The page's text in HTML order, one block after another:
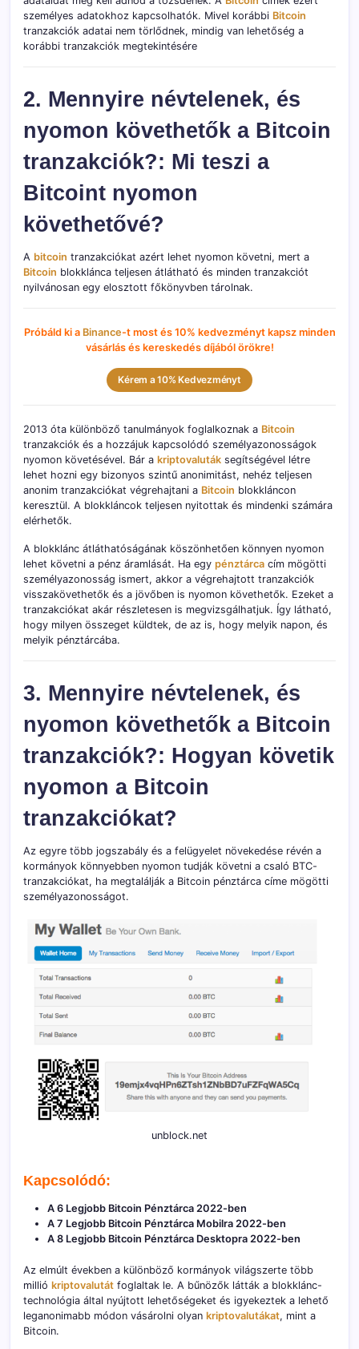
személyes adatokhoz kapcsolhatók. Mivel korábbi Bitcoin
tranzakciók adatai nem törlődnek, mindig van lehetőség a
korábbi tranzakciók megtekintésére
2. Mennyire névtelenek, és
nyomon követhetők a Bitcoin
tranzakciók?: Mi teszi a
Bitcoint nyomon
követhetővé?
A bitcoin tranzakciókat azért lehet nyomon követni, mert a
Bitcoin blokklánca teljesen átlátható és minden tranzakciót
nyilvánosan egy elosztott főkönyvben tárolnak.
Próbáld ki a Binance-t most és 10% kedvezményt kapsz minden
vásárlás és kereskedés díjából örökre!
Kérem a 10% Kedvezményt
2013 óta különböző tanulmányok foglalkoznak a Bitcoin
tranzakciók és a hozzájuk kapcsolódó személyazonosságok
nyomon követésével. Bár a kriptovaluták segítségével létre
lehet hozni egy bizonyos szintű anonimitást, nehéz teljesen
anonim tranzakciókat végrehajtani a Bitcoin blokkláncon
keresztül. A blokkláncok teljesen nyitottak és mindenki számára
elérhetők.
A blokklánc átláthatóságának köszönhetően könnyen nyomon
lehet követni a pénz áramlását. Ha egy pénztárca cím mögötti
személyazonosság ismert, akkor a végrehajtott tranzakciók
visszakövethetők és a jövőben is nyomon követhetők. Ezeket a
tranzakciókat akár részletesen is megvizsgálhatjuk. Így látható,
hogy milyen összeget küldtek, de az is, hogy melyik napon, és
melyik pénztárcába.
3. Mennyire névtelenek, és
nyomon követhetők a Bitcoin
tranzakciók?: Hogyan követik
nyomon a Bitcoin
tranzakciókat?
Az egyre több jogszabály és a felügyelet növekedése révén a
kormányok könnyebben nyomon tudják követni a csaló BTC-
tranzakciókat, ha megtalálják a Bitcoin pénztárca címe mögötti
személyazonosságot.
unblock.net
Kapcsolódó:
A 6 Legjobb Bitcoin Pénztárca 2022-ben
A 7 Legjobb Bitcoin Pénztárca Mobilra 2022-ben
A 8 Legjobb Bitcoin Pénztárca Desktopra 2022-ben
Az elmúlt években a különböző kormányok világszerte több
millió kriptovalutát foglaltak le. A bűnözők látták a blokklánc-
technológia által nyújtott lehetőségeket és igyekeztek a lehető
leganonimabb módon vásárolni olyan kriptovalutákat, mint a
Bitcoin.